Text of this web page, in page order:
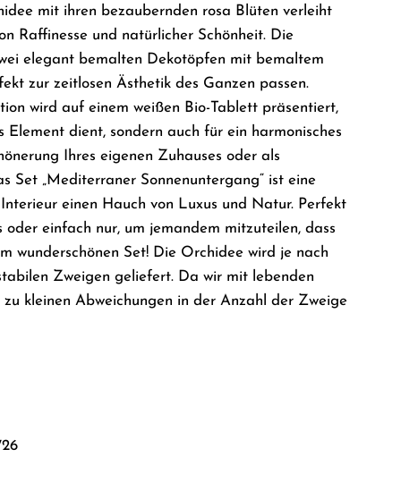
mit ihren bezaubernden rosa Blüten verleiht
Raffinesse und natürlicher Schönheit. Die
elegant bemalten Dekotöpfen mit bemaltem
zur zeitlosen Ästhetik des Ganzen passen.
wird auf einem weißen Bio-Tablett präsentiert,
Element dient, sondern auch für ein harmonisches
Ihres eigenen Zuhauses oder als
Set „Mediterraner Sonnenuntergang“ ist eine
einen Hauch von Luxus und Natur. Perfekt
oder einfach nur, um jemandem mitzuteilen, dass
wunderschönen Set! Die Orchidee wird je nach
Zweigen geliefert. Da wir mit lebenden
zu kleinen Abweichungen in der Anzahl der Zweige